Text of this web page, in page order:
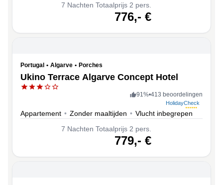
7 Nachten Totaalprijs 2 pers.
776,- €
Portugal • Algarve • Porches
Ukino Terrace Algarve Concept Hotel
91%•413 beoordelingen
HolidayCheck
Appartement • Zonder maaltijden • Vlucht inbegrepen
7 Nachten Totaalprijs 2 pers.
779,- €